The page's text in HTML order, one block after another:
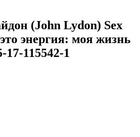
(John Lydon) Sex
энергия: моя жизнь
17-115542-1